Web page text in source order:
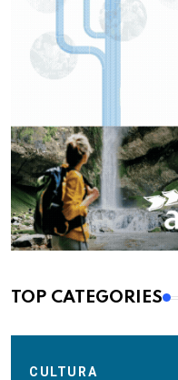
TOP CATEGORIES
CULTURA